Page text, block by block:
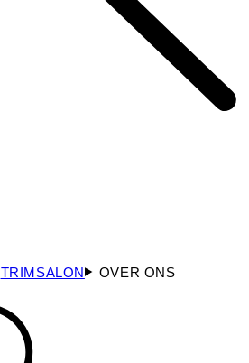
TRIMSALON
OVER ONS